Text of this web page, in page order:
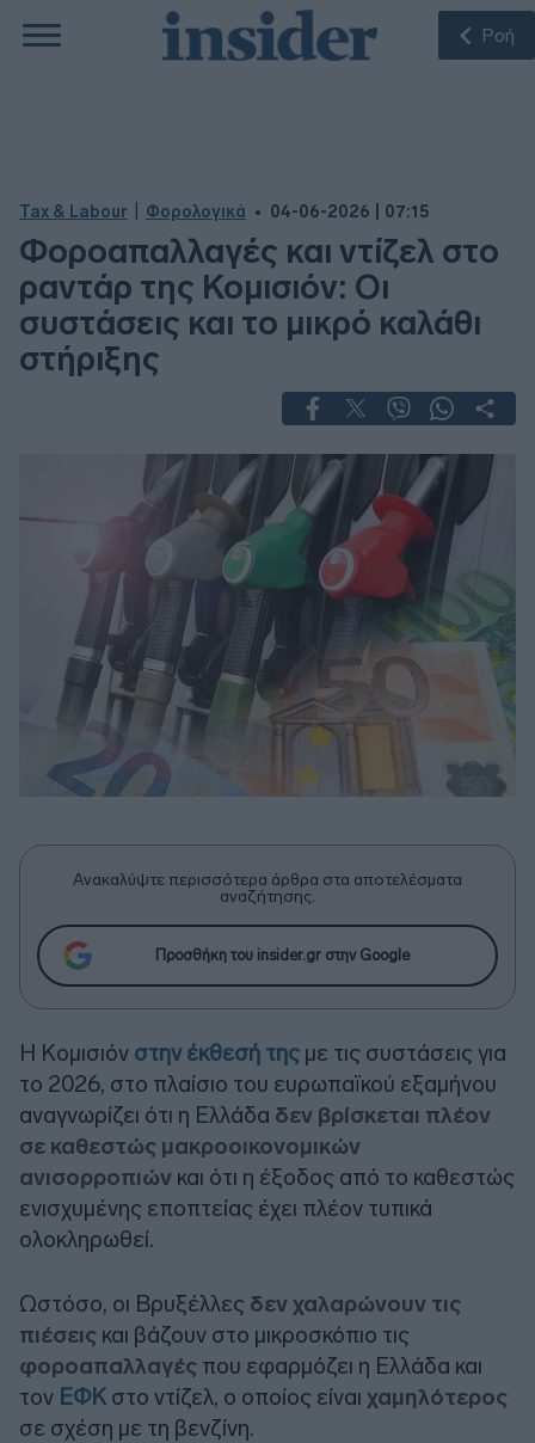
Ροή
Tax & Labour Φορολογικά 04-06-2026 | 07:15
Φοροαπαλλαγές και ντίζελ στο
ραντάρ της Κομισιόν: Οι
συστάσεις και το μικρό καλάθι
στήριξης
Ανακαλύψτε περισσότερα άρθρα στα αποτελέσματα
αναζήτησης.
Προσθήκη του insider.gr στην Google
Η Κομισιόν στην έκθεσή της με τις συστάσεις για
το 2026, στο πλαίσιο του ευρωπαϊκού εξαμήνου
αναγνωρίζει ότι η Ελλάδα δεν βρίσκεται πλέον
σε καθεστώς μακροοικονομικών
ανισορροπιών και ότι η έξοδος από το καθεστώς
ενισχυμένης εποπτείας έχει πλέον τυπικά
ολοκληρωθεί.
Ωστόσο, οι Βρυξέλλες δεν χαλαρώνουν τις
πιέσεις και βάζουν στο μικροσκόπιο τις
φοροαπαλλαγές που εφαρμόζει η Ελλάδα και
τον ΕΦΚστο ντίζελ, ο οποίος είναι χαμηλότερος
σε σχέση με τη βενζίνη.